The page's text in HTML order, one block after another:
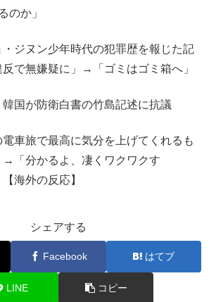
のか」
ジヌン少年時代の犯罪歴を報じた記
で無嫌疑に」→「ゴミはゴミ箱へ」
国が防衛白書の竹島記述に抗議
車旅で最高に気分を上げてくれるも
→「分かるよ、凄くワクワクす
海外の反応】
シェアする
Facebook はてブ
LINE コピー